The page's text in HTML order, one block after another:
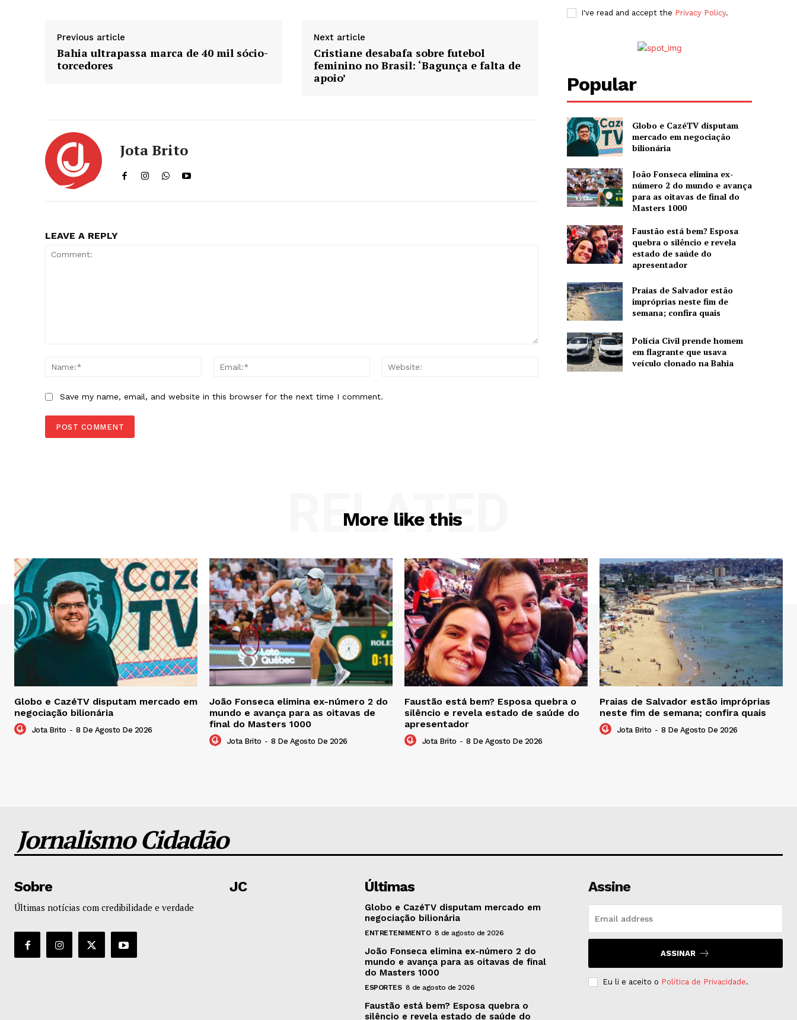
Previous article
Bahia ultrapassa marca de 40 mil sócio-
torcedores
Next article
Cristiane desabafa sobre futebol
feminino no Brasil: ‘Bagunça e falta de
apoio’
Jota Brito
LEAVE A REPLY
Name:*
Email:* Website:
Save my name, email, and website in this browser for the next time I comment.
I've read and accept the Privacy Policy.
Popular
Globo e CazéTV disputam
mercado em negociação
bilionária
João Fonseca elimina ex-
número 2 do mundo e avança
para as oitavas de final do
Masters 1000
Faustão está bem? Esposa
quebra o silêncio e revela
estado de saúde do
apresentador
Praias de Salvador estão
impróprias neste fim de
semana; confira quais
Polícia Civil prende homem
em flagrante que usava
veículo clonado na Bahia
More like this
RELATED
Globo e CazéTV disputam mercado em
negociação bilionária
Jota Brito - 8 De Agosto De 2026
João Fonseca elimina ex-número 2 do
mundo e avança para as oitavas de
final do Masters 1000
Jota Brito - 8 De Agosto De 2026
Faustão está bem? Esposa quebra o
silêncio e revela estado de saúde do
apresentador
Jota Brito - 8 De Agosto De 2026
Praias de Salvador estão impróprias
neste fim de semana; confira quais
Jota Brito - 8 De Agosto De 2026
Jornalismo Cidadão
Sobre
Últimas notícias com credibilidade e verdade
JC Últimas
Globo e CazéTV disputam mercado em
negociação bilionária
ENTRETENIMENTO 8 de agosto de 2026
João Fonseca elimina ex-número 2 do
mundo e avança para as oitavas de final
do Masters 1000
ESPORTES 8 de agosto de 2026
Faustão está bem? Esposa quebra o
silêncio e revela estado de saúde do
Assine
ASSINAR
Eu li e aceito o Politica de Privacidade.